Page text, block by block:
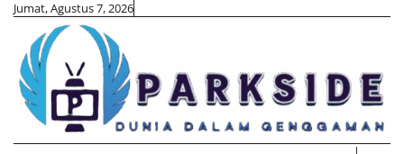
Skip
content
Jumat, Agustus 7, 2026